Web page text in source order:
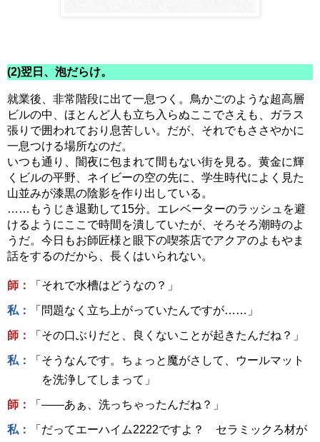
(2)翌日、泡だらけ。
就業後、非常階段に出て一息つく。鳥かごのような超高層
ビルの中、ほとんど人も立ち入らぬここでさえも、ガラス
張りで囲われており息苦しい。だが、それでもささやかに
一息つける場所なのだ。
いつも通り、闇夜に包まれて間もない街を見る。黄金に輝
くビルの平野、ネイビーの空の先に、学生時代によく見た
山並みが漆黒の陰影を作り出している。
……もうじき退勤して15分。エレベーターのラッシュを避
けるようにここで時間を潰していたが、そろそろ潮時のよ
うだ。今日もお師匠様と眼下の喫茶店でアクアのよもやま
話をするのだから、長くはいられない。
師： 「それで水槽はどうなの？」
私： 「問題なく立ち上がっていたんですが……」
師： 「その口ぶりだと、良くないことが起きたんだね？」
私：
「そうなんです。ちょっと魔がさして、ウールマット
を洗浄してしまって」
師： 「――あぁ、洗っちゃったんだね？」
私：
「だってエーハイム2222ですよ？ セラミックろ材が